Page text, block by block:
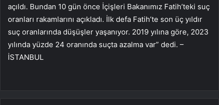
açıldı. Bundan 10 gün önce İçişleri Bakanımız Fatih’teki suç
oranları rakamlarını açıkladı. İlk defa Fatih’te son üç yıldır
suç oranlarında düşüşler yaşanıyor. 2019 yılına göre, 2023
yılında yüzde 24 oranında suçta azalma var” dedi. –
İSTANBUL